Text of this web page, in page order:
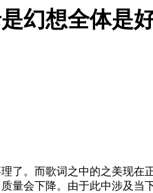
幻想全体是
。而歌词之中的之美现在正
量会下降。由于此中涉及当